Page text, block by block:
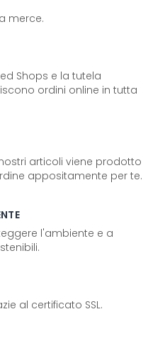
merce.
Shops e la tutela
ordini online in tutta
articoli viene prodotto
appositamente per te.
l'ambiente e a
al certificato SSL.